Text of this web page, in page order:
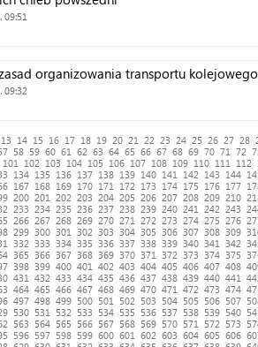
09:51
organizowania transportu kolejowego
09:32
13 14 15 16 17 18 19 20 21 22 23 24 25 26 27 28
58 59 60 61 62 63 64 65 66 67 68 69 70 71 72
101 102 103 104 105 106 107 108 109 110 111 112
134 135 136 137 138 139 140 141 142 143 144
167 168 169 170 171 172 173 174 175 176 177
200 201 202 203 204 205 206 207 208 209 210
233 234 235 236 237 238 239 240 241 242 243
266 267 268 269 270 271 272 273 274 275 276
299 300 301 302 303 304 305 306 307 308 309
332 333 334 335 336 337 338 339 340 341 342
365 366 367 368 369 370 371 372 373 374 375
398 399 400 401 402 403 404 405 406 407 408
431 432 433 434 435 436 437 438 439 440 441
464 465 466 467 468 469 470 471 472 473 474
497 498 499 500 501 502 503 504 505 506 507
530 531 532 533 534 535 536 537 538 539 540
563 564 565 566 567 568 569 570 571 572 573
596 597 598 599 600 601 602 603 604 605 606